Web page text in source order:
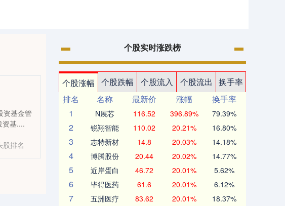
资基金管
资基....
股排名
个股实时涨跌榜
个股涨幅 个股跌幅 个股流入 个股流出
换手率
排名
名称 最新价 涨幅
换手率
1
N展芯 116.52 396.89% 79.39%
2 锐翔智能 110.02 20.21% 16.80%
3 志特新材 14.8 20.03% 14.18%
4 博腾股份 20.44 20.02% 14.77%
5 近岸蛋白 46.72 20.01% 5.62%
6 毕得医药 61.6 20.01% 6.12%
7 五洲医疗 83.62 20.01% 18.37%